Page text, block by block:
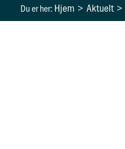
Hjem Aktuelt